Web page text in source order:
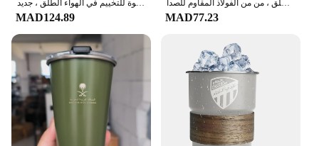
الشعار الوطني لشعار المملكة العربية السعودية ، كوب من الفولاذ المقاوم للصدأ ، كوب بيرة بغطاء ، كوب قهوة للتخييم في الهواء الطلق ، جديد ،
MAD124.89
كوب من الفولاذ المقاوم للصدأ بشعار وطني يحمل شعار المملكة العربية السعودية ، كوب قهوة بغطاء وقشة ، تخييم في الهواء الطلق ، من من الفولاذ المقاوم للصدأ
MAD77.23